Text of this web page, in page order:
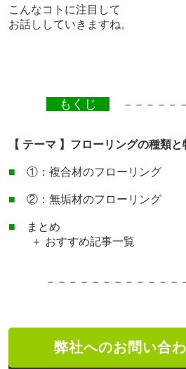
こんなコトに注目して
お話ししていきますね。
もくじ －－－－－
【 テーマ 】フローリングの種類と
■ ①：複合材のフローリング
■ ②：無垢材のフローリング
■ まとめ
＋ おすすめ記事一覧
－－－－－－－－－－－－
弊社へのお問い合